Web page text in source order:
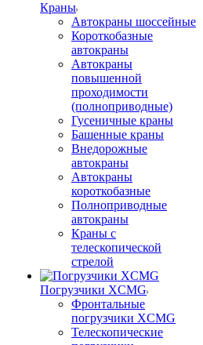
Краны
Автокраны шоссейные
Короткобазные
автокраны
Автокраны
повышенной
проходимости
(полноприводные)
Гусеничные краны
Башенные краны
Внедорожные
автокраны
Автокраны
короткобазные
Полноприводные
автокраны
Краны с
телескопической
стрелой
Погрузчики XCMG
Фронтальные
погрузчики XCMG
Телескопические